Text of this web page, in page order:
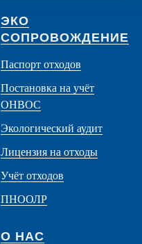
ЭКО
СОПРОВОЖДЕНИЕ
Паспорт отходов
Постановка на учёт
ОНВОС
Экологический аудит
Лицензия на отходы
Учёт отходов
ПНООЛР
О НАС